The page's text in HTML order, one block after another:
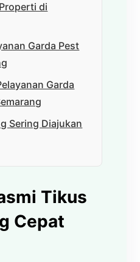
di
Garda Pest
Garda
Sering Diajukan
Tikus
Cepat